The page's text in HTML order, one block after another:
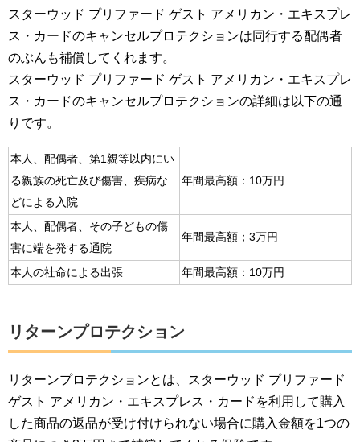
スターウッド プリファード ゲスト アメリカン・エキスプレ
ス・カードのキャンセルプロテクションは同行する配偶者
のぶんも補償してくれます。
スターウッド プリファード ゲスト アメリカン・エキスプレ
ス・カードのキャンセルプロテクションの詳細は以下の通
りです。
本人、配偶者、第1親等以内にい
る親族の死亡及び傷害、疾病な
どによる入院
年間最高額：10万円
本人、配偶者、その子どもの傷
害に端を発する通院
年間最高額；3万円
本人の社命による出張 年間最高額：10万円
リターンプロテクション
リターンプロテクションとは、スターウッド プリファード
ゲスト アメリカン・エキスプレス・カードを利用して購入
した商品の返品が受け付けられない場合に購入金額を1つの